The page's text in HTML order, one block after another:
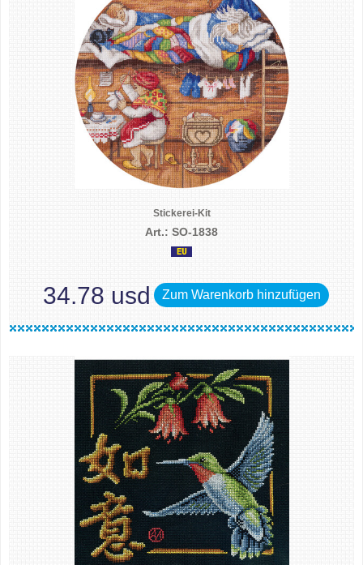
Stickerei-Kit
Art.: SO-1838
34.78 usd Zum Warenkorb hinzufügen